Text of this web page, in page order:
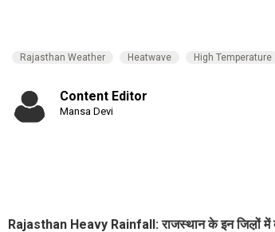
Rajasthan Weather Heatwave High Temperature
Content Editor
Mansa Devi
Rajasthan Heavy Rainfall: राजस्थान के इन जिल़ों में